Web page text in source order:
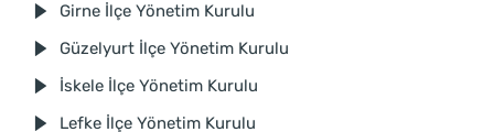
Girne İlçe Yönetim Kurulu
Güzelyurt İlçe Yönetim Kurulu
İskele İlçe Yönetim Kurulu
Lefke İlçe Yönetim Kurulu